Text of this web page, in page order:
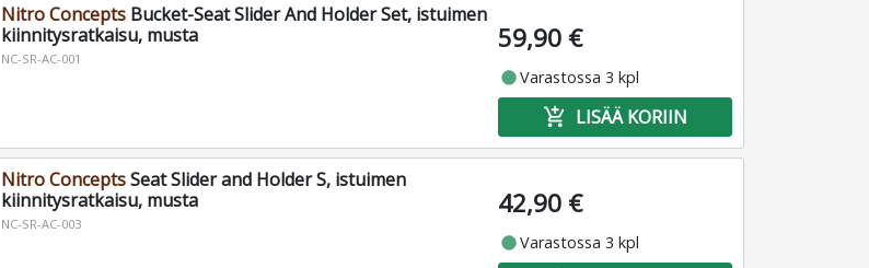
Nitro ConceptsBucket-Seat Slider And Holder Set, istuimen
kiinnitysratkaisu, musta
NC-SR-AC-001
59,90 €
fiber_manual_recordVarastossa 3 kpl
add_shopping_cart LISÄÄ KORIIN
Nitro ConceptsSeat Slider and Holder S, istuimen
kiinnitysratkaisu, musta
NC-SR-AC-003
42,90 €
fiber_manual_recordVarastossa 3 kpl